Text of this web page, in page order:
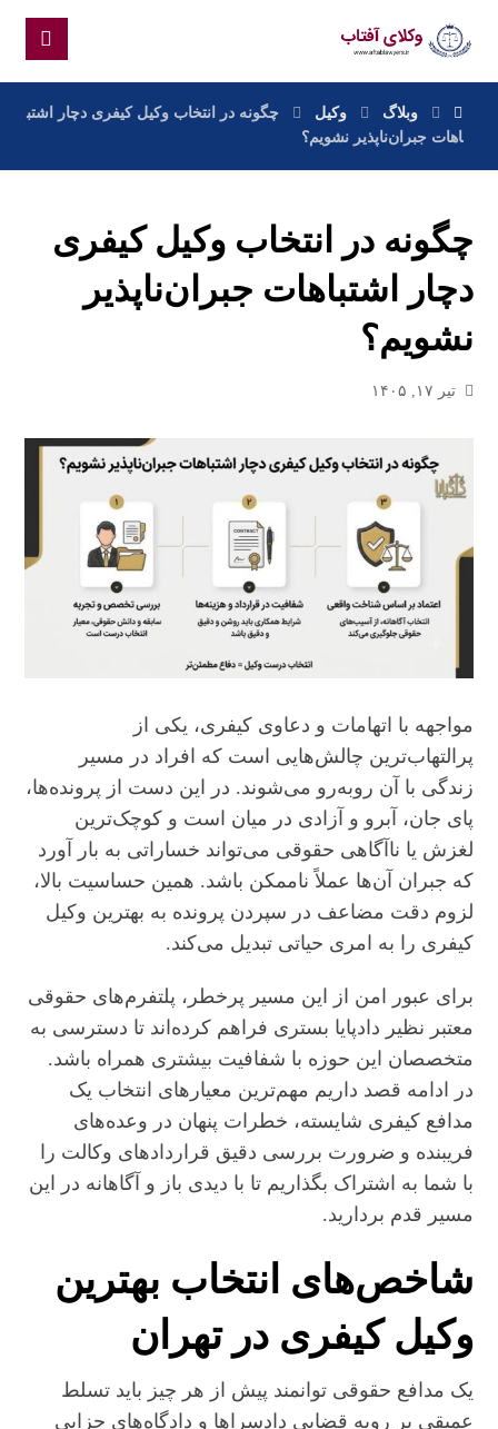
وبلاگ وکیل
چگونه در انتخاب وکیل کیفری دچار اشتب
اهات جبران‌ناپذیر نشویم؟
چگونه در انتخاب وکیل کیفری
دچار اشتباهات جبران‌ناپذیر
نشویم؟
تیر ۱۷, ۱۴۰۵
مواجهه با اتهامات و دعاوی کیفری، یکی از
پرالتهاب‌ترین چالش‌هایی است که افراد در مسیر
زندگی با آن روبه‌رو می‌شوند. در این دست از پرونده‌ها،
پای جان، آبرو و آزادی در میان است و کوچک‌ترین
لغزش یا ناآگاهی حقوقی می‌تواند خساراتی به بار آورد
که جبران آن‌ها عملاً ناممکن باشد. همین حساسیت بالا،
لزوم دقت مضاعف در سپردن پرونده به بهترین وکیل
کیفری را به امری حیاتی تبدیل می‌کند.
​برای عبور امن از این مسیر پرخطر، پلتفرم‌های حقوقی
معتبر نظیر دادپایا بستری فراهم کرده‌اند تا دسترسی به
متخصصان این حوزه با شفافیت بیشتری همراه باشد.
در ادامه قصد داریم مهم‌ترین معیارهای انتخاب یک
مدافع کیفری شایسته، خطرات پنهان در وعده‌های
فریبنده و ضرورت بررسی دقیق قراردادهای وکالت را
با شما به اشتراک بگذاریم تا با دیدی باز و آگاهانه در این
مسیر قدم بردارید.
شاخص‌های انتخاب بهترین
وکیل کیفری در تهران
​یک مدافع حقوقی توانمند پیش از هر چیز باید تسلط
عمیقی بر رویه قضایی دادسراها و دادگاه‌های جزایی